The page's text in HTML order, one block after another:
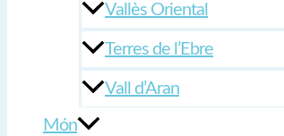
Vallès Oriental
Terres de l’Ebre
Vall d’Aran
Món